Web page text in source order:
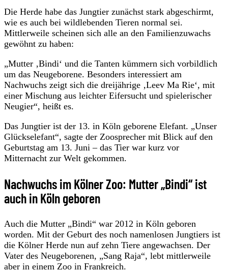
Die Herde habe das Jungtier zunächst stark abgeschirmt,
wie es auch bei wildlebenden Tieren normal sei.
Mittlerweile scheinen sich alle an den Familienzuwachs
gewöhnt zu haben:
„Mutter ‚Bindi‘ und die Tanten kümmern sich vorbildlich
um das Neugeborene. Besonders interessiert am
Nachwuchs zeigt sich die dreijährige ‚Leev Ma Rie‘, mit
einer Mischung aus leichter Eifersucht und spielerischer
Neugier“, heißt es.
Das Jungtier ist der 13. in Köln geborene Elefant. „Unser
Glückselefant“, sagte der Zoosprecher mit Blick auf den
Geburtstag am 13. Juni – das Tier war kurz vor
Mitternacht zur Welt gekommen.
Nachwuchs im Kölner Zoo: Mutter „Bindi“ ist
auch in Köln geboren
Auch die Mutter „Bindi“ war 2012 in Köln geboren
worden. Mit der Geburt des noch namenlosen Jungtiers ist
die Kölner Herde nun auf zehn Tiere angewachsen. Der
Vater des Neugeborenen, „Sang Raja“, lebt mittlerweile
aber in einem Zoo in Frankreich.